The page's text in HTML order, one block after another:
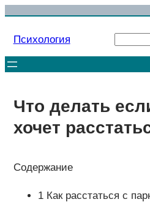
Перейти
Психология
Что делать
хочет
Содержание
1 Как расстаться с